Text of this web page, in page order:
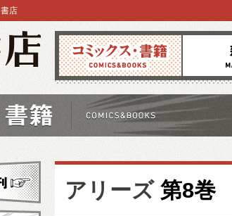
コミックス 雑誌
店
アリーズ第8巻